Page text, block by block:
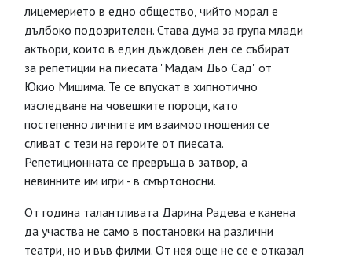
лицемерието в едно общество, чийто морал е
дълбоко подозрителен. Става дума за група млади
актьори, които в един дъждовен ден се събират
за репетиции на пиесата "Мадам Дьо Сад" от
Юкио Мишима. Те се впускат в хипнотично
изследване на човешките пороци, като
постепенно личните им взаимоотношения се
сливат с тези на героите от пиесата.
Репетиционната се превръща в затвор, а
невинните им игри - в смъртоносни.
От година талантливата Дарина Радева е канена
да участва не само в постановки на различни
театри, но и във филми. От нея още не се е отказал